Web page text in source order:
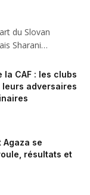
du Slovan
Sharani…
CAF : les clubs
adversaires
Agaza se
résultats et